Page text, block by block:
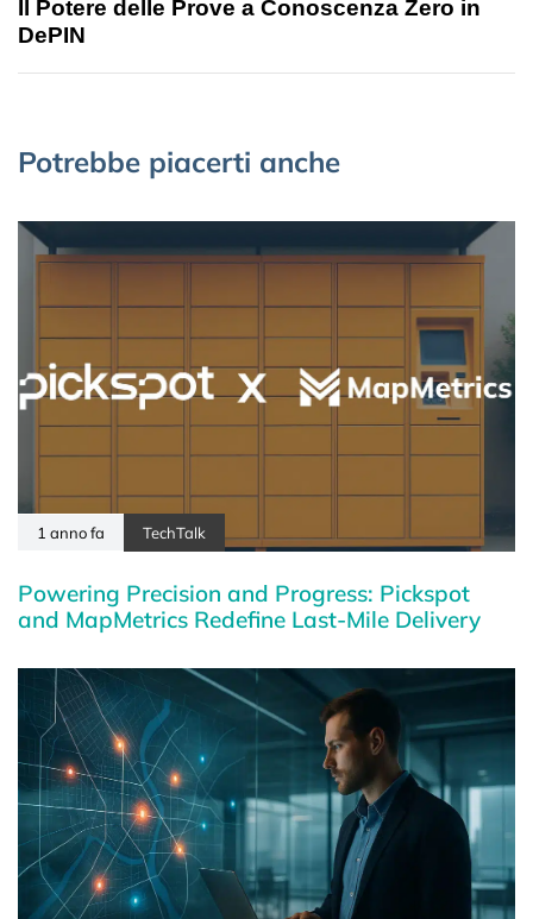
Il Potere delle Prove a Conoscenza Zero in
DePIN
Potrebbe piacerti anche
1 anno fa TechTalk
Powering Precision and Progress: Pickspot
and MapMetrics Redefine Last-Mile Delivery